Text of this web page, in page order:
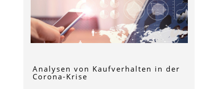
Analysen von Kaufverhalten in der
Corona-Krise